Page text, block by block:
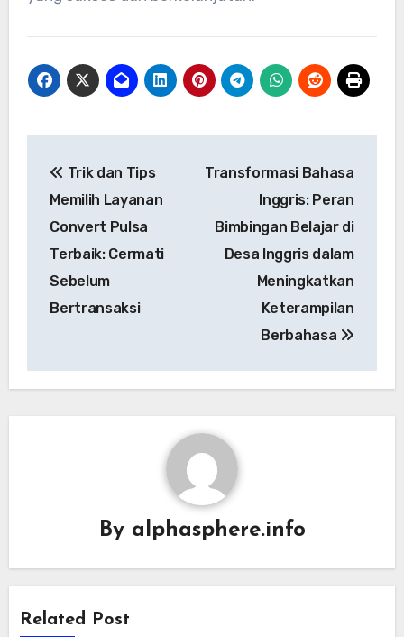
navigation
Trik dan Tips
Memilih Layanan
Convert Pulsa
Terbaik: Cermati
Sebelum
Bertransaksi
Transformasi Bahasa
Inggris: Peran
Bimbingan Belajar di
Desa Inggris dalam
Meningkatkan
Keterampilan
Berbahasa
By alphasphere.info
Related Post